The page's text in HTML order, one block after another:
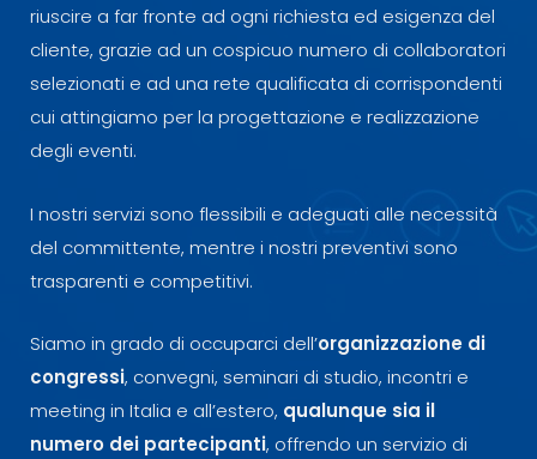
riuscire a far fronte ad ogni richiesta ed esigenza del
cliente, grazie ad un cospicuo numero di collaboratori
selezionati e ad una rete qualificata di corrispondenti
cui attingiamo per la progettazione e realizzazione
degli eventi.
I nostri servizi sono flessibili e adeguati alle necessità
del committente, mentre i nostri preventivi sono
trasparenti e competitivi.
Siamo in grado di occuparci dell’organizzazione di
congressi, convegni, seminari di studio, incontri e
meeting in Italia e all’estero, qualunque sia il
numero dei partecipanti, offrendo un servizio di